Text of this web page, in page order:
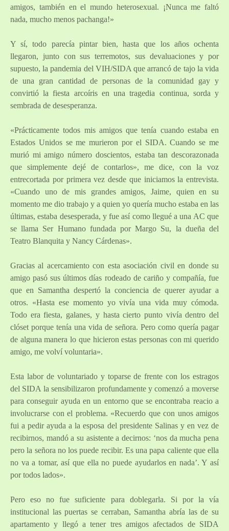
amigos, también en el mundo heterosexual. ¡Nunca me faltó
nada, mucho menos pachanga!»
Y sí, todo parecía pintar bien, hasta que los años ochenta
llegaron, junto con sus terremotos, sus devaluaciones y por
supuesto, la pandemia del VIH/SIDA que arrancó de tajo la vida
de una gran cantidad de personas de la comunidad gay y
convirtió la fiesta arcoíris en una tragedia continua, sorda y
sembrada de desesperanza.
«Prácticamente todos mis amigos que tenía cuando estaba en
Estados Unidos se me murieron por el SIDA. Cuando se me
murió mi amigo número doscientos, estaba tan descorazonada
que simplemente dejé de contarlos», me dice, con la voz
entrecortada por primera vez desde que iniciamos la entrevista.
«Cuando uno de mis grandes amigos, Jaime, quien en su
momento me dio trabajo y a quien yo quería mucho estaba en las
últimas, estaba desesperada, y fue así como llegué a una AC que
se llama Ser Humano fundada por Margo Su, la dueña del
Teatro Blanquita y Nancy Cárdenas».
Gracias al acercamiento con esta asociación civil en donde su
amigo pasó sus últimos días rodeado de cariño y compañía, fue
que en Samantha despertó la conciencia de querer ayudar a
otros. «Hasta ese momento yo vivía una vida muy cómoda.
Todo era fiesta, galanes, y hasta cierto punto vivía dentro del
clóset porque tenía una vida de señora. Pero como quería pagar
de alguna manera lo que hicieron estas personas con mi querido
amigo, me volví voluntaria».
Esta labor de voluntariado y toparse de frente con los estragos
del SIDA la sensibilizaron profundamente y comenzó a moverse
para conseguir ayuda en un entorno que se encontraba reacio a
involucrarse con el problema. «Recuerdo que con unos amigos
fui a pedir ayuda a la esposa del presidente Salinas y en vez de
recibirnos, mandó a su asistente a decirnos: ‘nos da mucha pena
pero la señora no los puede recibir. Es una papa caliente que ella
no va a tomar, así que ella no puede ayudarlos en nada’. Y así
por todos lados».
Pero eso no fue suficiente para doblegarla. Si por la vía
institucional las puertas se cerraban, Samantha abría las de su
apartamento y llegó a tener tres amigos afectados de SIDA